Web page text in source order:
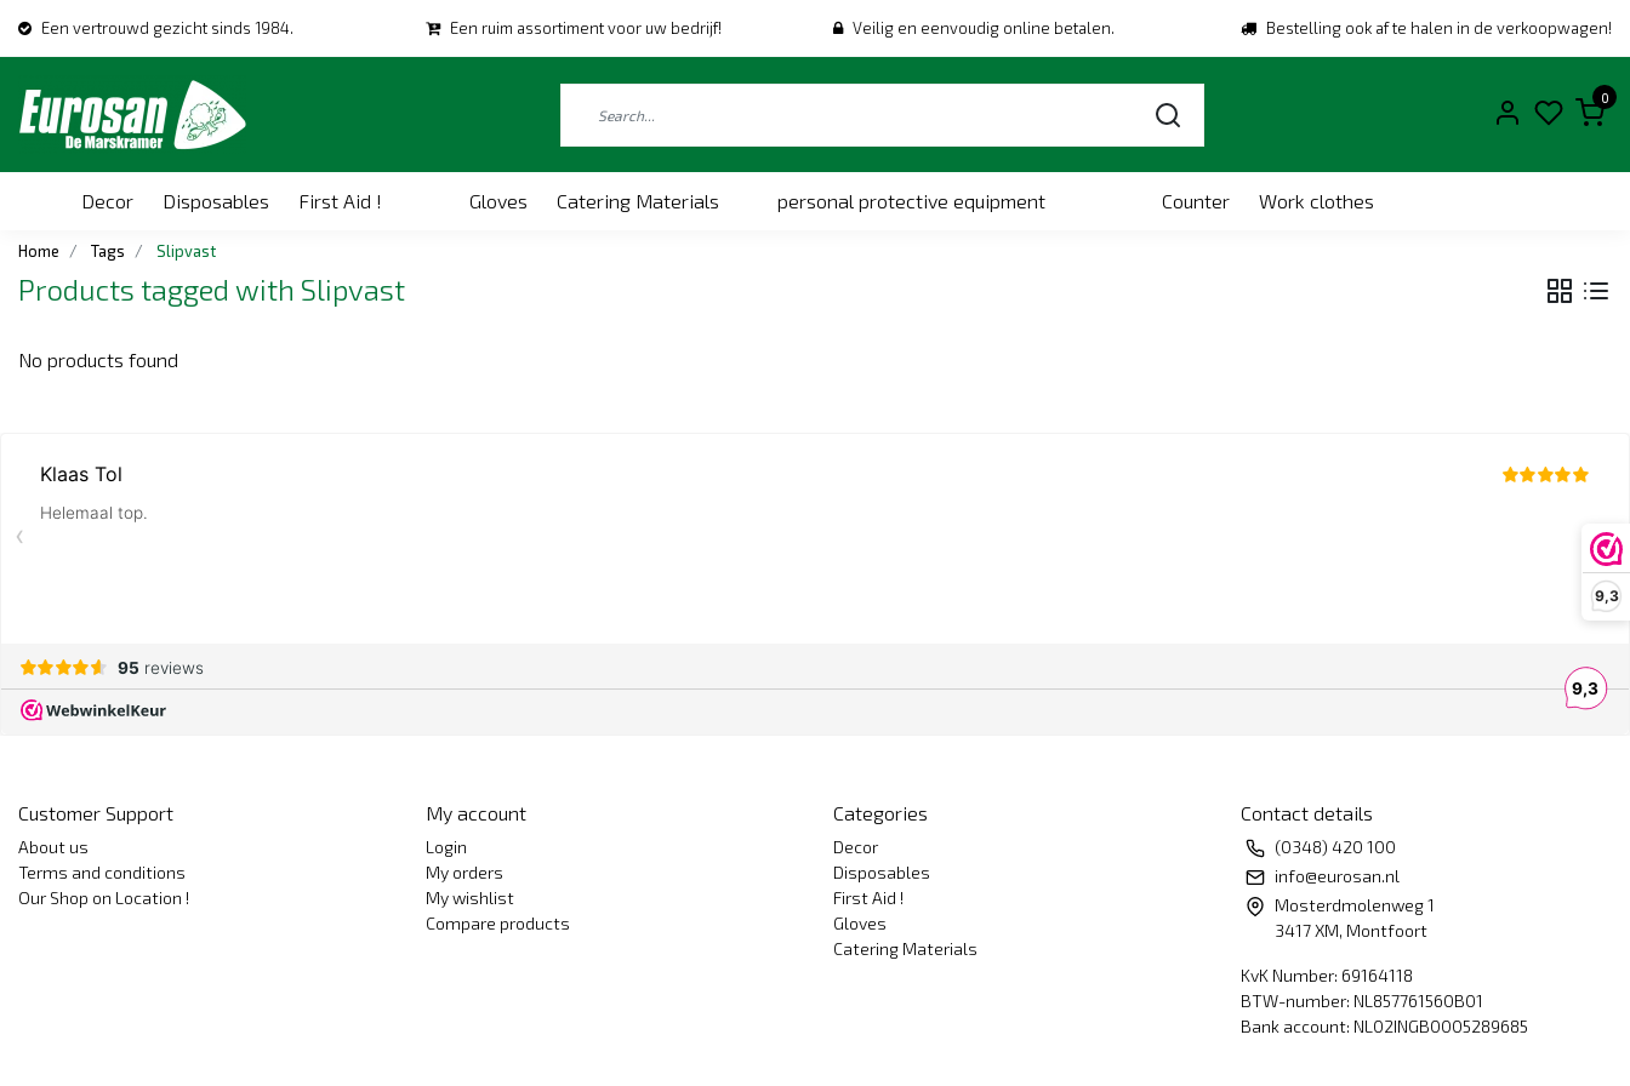
9,3
Een vertrouwd gezicht sinds 1984. Een ruim assortiment voor uw bedrijf! Veilig en eenvoudig online betalen. Bestelling ook af te halen in de verkoopwagen!
0
Decor Disposables First Aid ! Gloves Catering Materials personal protective equipment Counter Work clothes
Home Tags Slipvast
Products tagged with Slipvast
No products found
Customer Support
About us
Terms and conditions
Our Shop on Location !
My account
Login
My orders
My wishlist
Compare products
Categories
Decor
Disposables
First Aid !
Gloves
Catering Materials
Contact details
(0348) 420 100
info@eurosan.nl
Mosterdmolenweg 1
3417 XM, Montfoort
KvK Number: 69164118
BTW-number: NL857761560B01
Bank account: NL02INGB0005289685